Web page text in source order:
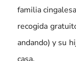
familia
recogida
andando) y su